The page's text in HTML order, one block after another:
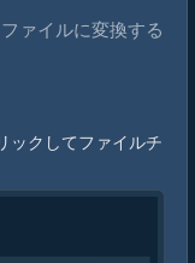
ァイルに変換する
ックしてファイルチ